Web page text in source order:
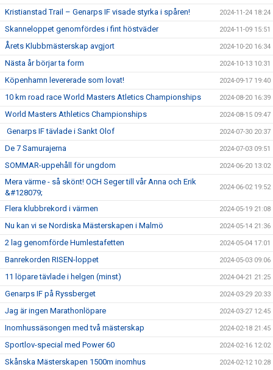
Kristianstad Trail – Genarps IF visade styrka i spåren! 2024-11-24 18:24
Skanneloppet genomfördes i fint höstväder 2024-11-09 15:51
Årets Klubbmästerskap avgjort 2024-10-20 16:34
Nästa år börjar ta form 2024-10-13 10:31
Köpenhamn levererade som lovat! 2024-09-17 19:40
10 km road race World Masters Atletics Championships 2024-08-20 16:39
World Masters Athletics Championships 2024-08-15 09:47
Genarps IF tävlade i Sankt Olof 2024-07-30 20:37
De 7 Samurajerna 2024-07-03 09:51
SOMMAR-uppehåll för ungdom 2024-06-20 13:02
Mera värme - så skönt! OCH Seger till vår Anna och Erik
&#128079;
2024-06-02 19:52
Flera klubbrekord i värmen 2024-05-19 21:08
Nu kan vi se Nordiska Mästerskapen i Malmö 2024-05-14 21:36
2 lag genomförde Humlestafetten 2024-05-04 17:01
Banrekorden RISEN-loppet 2024-05-03 09:06
11 löpare tävlade i helgen (minst) 2024-04-21 21:25
Genarps IF på Ryssberget 2024-03-29 20:33
Jag är ingen Marathonlöpare 2024-03-27 12:45
Inomhussäsongen med två mästerskap 2024-02-18 21:45
Sportlov-special med Power 60 2024-02-16 12:02
Skånska Mästerskapen 1500m inomhus 2024-02-12 10:28